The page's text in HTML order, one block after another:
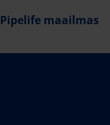
Pipelife maailmas